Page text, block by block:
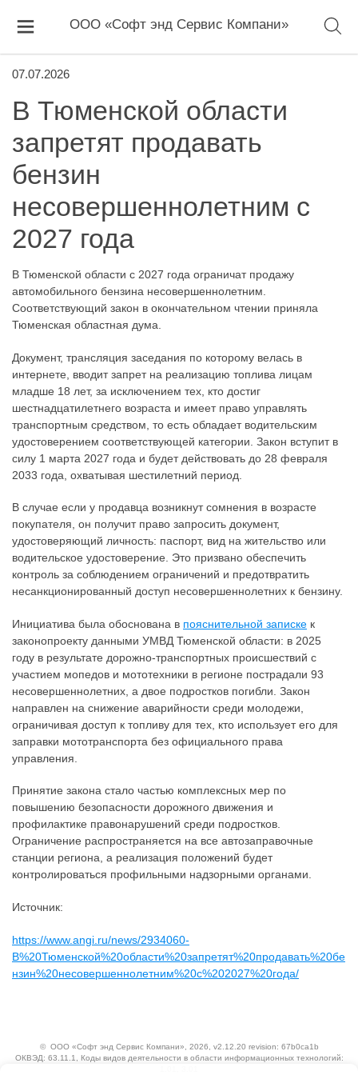
ООО «Софт энд Сервис Компани»
07.07.2026
В Тюменской области
запретят продавать
бензин
несовершеннолетним с
2027 года
В Тюменской области с 2027 года ограничат продажу
автомобильного бензина несовершеннолетним.
Соответствующий закон в окончательном чтении приняла
Тюменская областная дума.
Документ, трансляция заседания по которому велась в
интернете, вводит запрет на реализацию топлива лицам
младше 18 лет, за исключением тех, кто достиг
шестнадцатилетнего возраста и имеет право управлять
транспортным средством, то есть обладает водительским
удостоверением соответствующей категории. Закон вступит в
силу 1 марта 2027 года и будет действовать до 28 февраля
2033 года, охватывая шестилетний период.
В случае если у продавца возникнут сомнения в возрасте
покупателя, он получит право запросить документ,
удостоверяющий личность: паспорт, вид на жительство или
водительское удостоверение. Это призвано обеспечить
контроль за соблюдением ограничений и предотвратить
несанкционированный доступ несовершеннолетних к бензину.
Инициатива была обоснована в пояснительной записке к
законопроекту данными УМВД Тюменской области: в 2025
году в результате дорожно-транспортных происшествий с
участием мопедов и мототехники в регионе пострадали 93
несовершеннолетних, а двое подростков погибли. Закон
направлен на снижение аварийности среди молодежи,
ограничивая доступ к топливу для тех, кто использует его для
заправки мототранспорта без официального права
управления.
Принятие закона стало частью комплексных мер по
повышению безопасности дорожного движения и
профилактике правонарушений среди подростков.
Ограничение распространяется на все автозаправочные
станции региона, а реализация положений будет
контролироваться профильными надзорными органами.
Источник:
https://www.angi.ru/news/2934060-
В%20Тюменской%20области%20запретят%20продавать%20бе
нзин%20несовершеннолетним%20с%202027%20года/
© ООО «Софт энд Сервис Компани», 2026, v2.12.20 revision: 67b0ca1b
ОКВЭД: 63.11.1, Коды видов деятельности в области информационных технологий: